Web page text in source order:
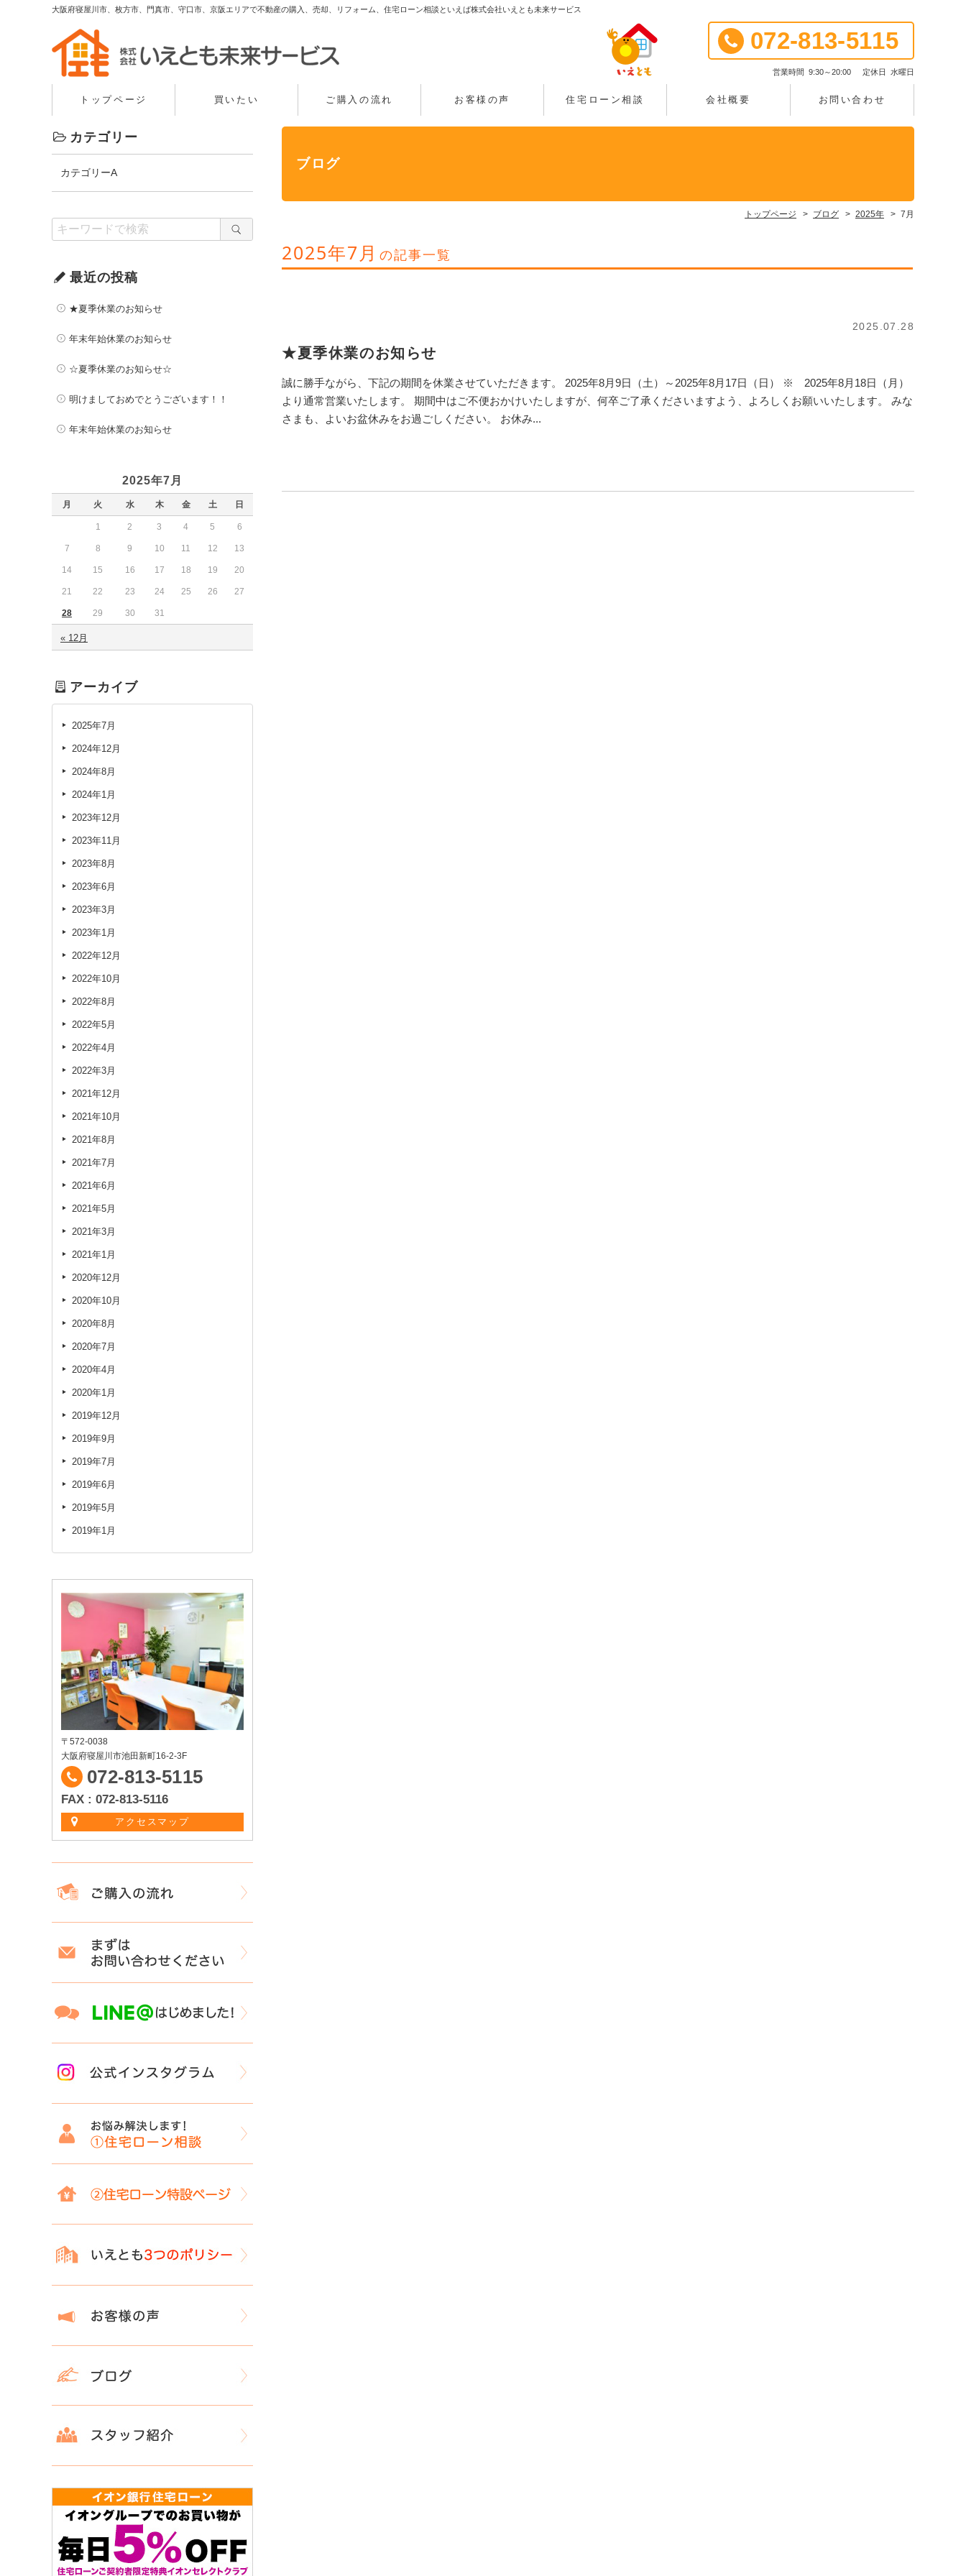
大阪府寝屋川市、枚方市、門真市、守口市、京阪エリアで不動産の購入、売却、リフォーム、住宅ローン相談といえば株式会社いえとも未来サービス
072-813-5115
営業時間 9:30～20:00 定休日 水曜日
トップページ 買いたい ご購入の流れ お客様の声 住宅ローン相談 会社概要 お問い合わせ
ブログ
トップページ ブログ 2025年 7月
2025年7月 の記事一覧
2025.07.28
★夏季休業のお知らせ
誠に勝手ながら、下記の期間を休業させていただきます。 2025年8月9日（土）～2025年8月17日（日） ※ 2025年8月18日（月）
より通常営業いたします。 期間中はご不便おかけいたしますが、何卒ご了承くださいますよう、よろしくお願いいたします。 みな
さまも、よいお盆休みをお過ごしください。 お休み...
カテゴリー
カテゴリーA
最近の投稿
★夏季休業のお知らせ
年末年始休業のお知らせ
☆夏季休業のお知らせ☆
明けましておめでとうございます！！
年末年始休業のお知らせ
2025年7月
月 火 水 木 金 土 日
« 12月
1 2 3 4 5 6
7 8 9 10 11 12 13
14 15 16 17 18 19 20
21 22 23 24 25 26 27
28 29 30 31
アーカイブ
2025年7月
2024年12月
2024年8月
2024年1月
2023年12月
2023年11月
2023年8月
2023年6月
2023年3月
2023年1月
2022年12月
2022年10月
2022年8月
2022年5月
2022年4月
2022年3月
2021年12月
2021年10月
2021年8月
2021年7月
2021年6月
2021年5月
2021年3月
2021年1月
2020年12月
2020年10月
2020年8月
2020年7月
2020年4月
2020年1月
2019年12月
2019年9月
2019年7月
2019年6月
2019年5月
2019年1月
〒572-0038
大阪府寝屋川市池田新町16-2-3F
072-813-5115
FAX : 072-813-5116
アクセスマップ